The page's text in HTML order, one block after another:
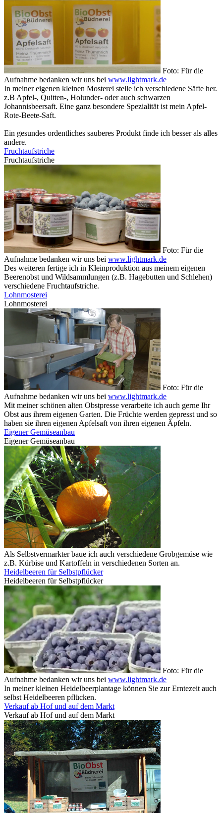
Foto: Für die
Aufnahme bedanken wir uns bei www.lightmark.de
In meiner eigenen kleinen Mosterei stelle ich verschiedene Säfte her.
z.B Apfel-, Quitten-, Holunder- oder auch schwarzen
Johannisbeersaft. Eine ganz besondere Spezialität ist mein Apfel-
Rote-Beete-Saft.
Ein gesundes ordentliches sauberes Produkt finde ich besser als alles
andere.
Fruchtaufstriche
Fruchtaufstriche
Foto: Für die
Aufnahme bedanken wir uns bei www.lightmark.de
Des weiteren fertige ich in Kleinproduktion aus meinem eigenen
Beerenobst und Wildsammlungen (z.B. Hagebutten und Schlehen)
verschiedene Fruchtaufstriche.
Lohnmosterei
Lohnmosterei
Foto: Für die
Aufnahme bedanken wir uns bei www.lightmark.de
Mit meiner schönen alten Obstpresse verarbeite ich auch gerne Ihr
Obst aus ihrem eigenen Garten. Die Früchte werden gepresst und so
haben sie ihren eigenen Apfelsaft von ihren eigenen Äpfeln.
Eigener Gemüseanbau
Eigener Gemüseanbau
Als Selbstvermarkter baue ich auch verschiedene Grobgemüse wie
z.B. Kürbise und Kartoffeln in verschiedenen Sorten an.
Heidelbeeren für Selbstpflücker
Heidelbeeren für Selbstpflücker
Foto: Für die
Aufnahme bedanken wir uns bei www.lightmark.de
In meiner kleinen Heidelbeerplantage können Sie zur Erntezeit auch
selbst Heidelbeeren pflücken.
Verkauf ab Hof und auf dem Markt
Verkauf ab Hof und auf dem Markt